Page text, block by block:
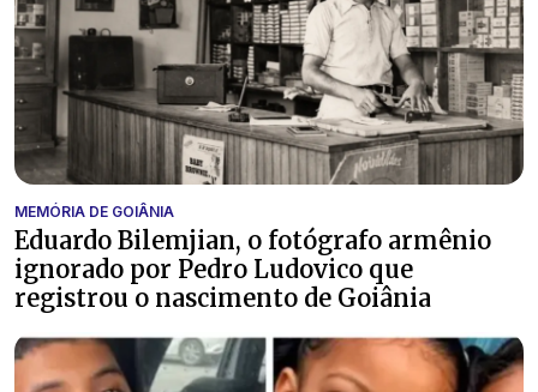
MEMÓRIA DE GOIÂNIA
Eduardo Bilemjian, o fotógrafo armênio
ignorado por Pedro Ludovico que
registrou o nascimento de Goiânia